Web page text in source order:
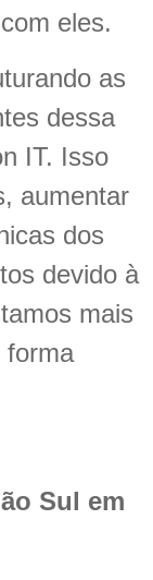
eles.
as
dessa
IT. Isso
aumentar
dos
devido à
mais
forma
Sul em